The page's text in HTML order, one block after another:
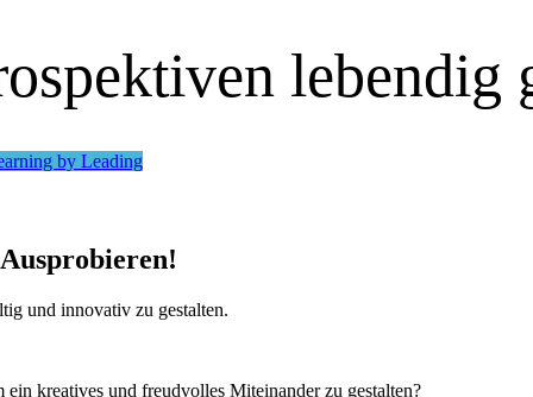
lebendig
by Leading
und innovativ zu gestalten.
kreatives und freudvolles Miteinander zu gestalten?